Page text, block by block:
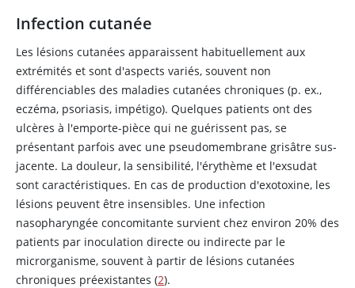
Infection cutanée
Les lésions cutanées apparaissent habituellement aux
extrémités et sont d'aspects variés, souvent non
différenciables des maladies cutanées chroniques (p. ex.,
eczéma, psoriasis, impétigo). Quelques patients ont des
ulcères à l'emporte-pièce qui ne guérissent pas, se
présentant parfois avec une pseudomembrane grisâtre sus-
jacente. La douleur, la sensibilité, l'érythème et l'exsudat
sont caractéristiques. En cas de production d'exotoxine, les
lésions peuvent être insensibles. Une infection
nasopharyngée concomitante survient chez environ 20% des
patients par inoculation directe ou indirecte par le
microrganisme, souvent à partir de lésions cutanées
chroniques préexistantes (2).